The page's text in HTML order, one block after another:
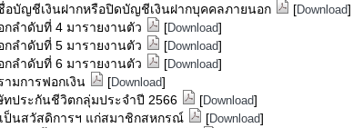
อบัญชีเงินฝากหรือปิดบัญชีเงินฝากบุคคลภายนอก [Download]
ลำดับที่ 4 มารายงานตัว
[Download]
ลำดับที่ 5 มารายงานตัว
[Download]
ลำดับที่ 6 มารายงานตัว
[Download]
มการฟอกเงิน
[Download]
ประกันชีวิตกลุ่มประจำปี 2566
[Download]
ป็นสวัสดิการฯ แก่สมาชิกสหกรณ์
[Download]